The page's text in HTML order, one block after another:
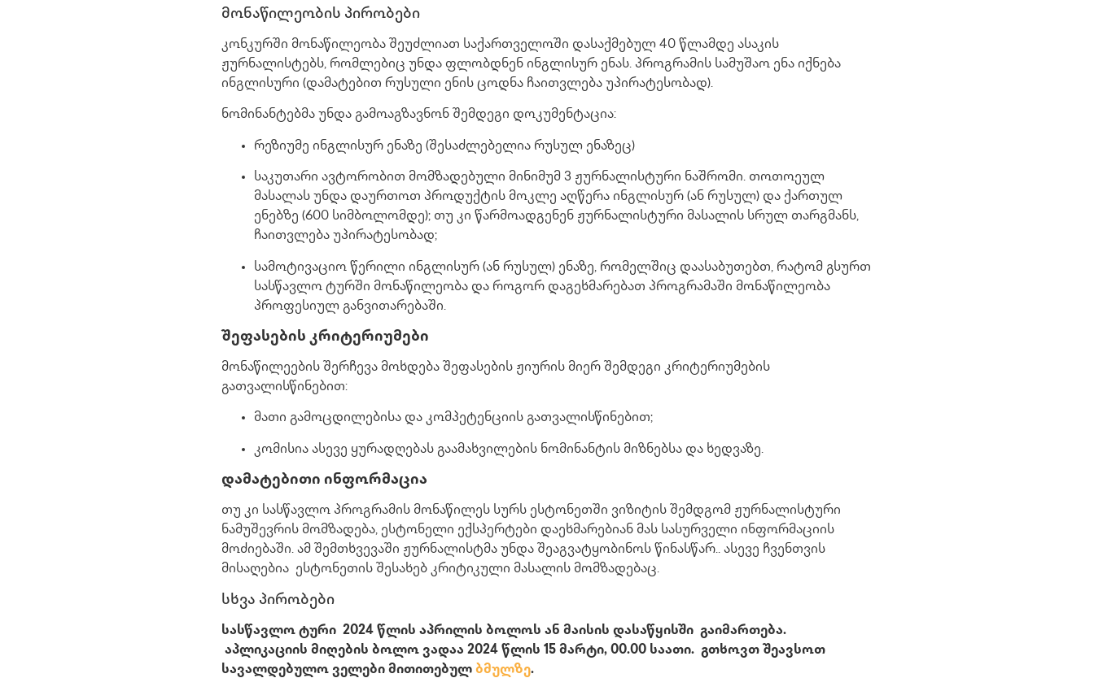
მონაწილეობის პირობები
კონკურში მონაწილეობა შეუძლიათ საქართველოში დასაქმებულ 40 წლამდე ასაკის
ჟურნალისტებს, რომლებიც უნდა ფლობდნენ ინგლისურ ენას. პროგრამის სამუშაო ენა იქნება
ინგლისური (დამატებით რუსული ენის ცოდნა ჩაითვლება უპირატესობად).
ნომინანტებმა უნდა გამოაგზავნონ შემდეგი დოკუმენტაცია:
რეზიუმე ინგლისურ ენაზე (შესაძლებელია რუსულ ენაზეც)
საკუთარი ავტორობით მომზადებული მინიმუმ 3 ჟურნალისტური ნაშრომი. თოთოეულ
მასალას უნდა დაურთოთ პროდუქტის მოკლე აღწერა ინგლისურ (ან რუსულ) და ქართულ
ენებზე (600 სიმბოლომდე); თუ კი წარმოადგენენ ჟურნალისტური მასალის სრულ თარგმანს,
ჩაითვლება უპირატესობად;
სამოტივაციო წერილი ინგლისურ (ან რუსულ) ენაზე, რომელშიც დაასაბუთებთ, რატომ გსურთ
სასწავლო ტურში მონაწილეობა და როგორ დაგეხმარებათ პროგრამაში მონაწილეობა
პროფესიულ განვითარებაში.
შეფასების კრიტერიუმები
მონაწილეების შერჩევა მოხდება შეფასების ჟიურის მიერ შემდეგი კრიტერიუმების
გათვალისწინებით:
მათი გამოცდილებისა და კომპეტენციის გათვალისწინებით;
კომისია ასევე ყურადღებას გაამახვილების ნომინანტის მიზნებსა და ხედვაზე.
დამატებითი ინფორმაცია
თუ კი სასწავლო პროგრამის მონაწილეს სურს ესტონეთში ვიზიტის შემდგომ ჟურნალისტური
ნამუშევრის მომზადება, ესტონელი ექსპერტები დაეხმარებიან მას სასურველი ინფორმაციის
მოძიებაში. ამ შემთხვევაში ჟურნალისტმა უნდა შეაგვატყობინოს წინასწარ.. ასევე ჩვენთვის
მისაღებია ესტონეთის შესახებ კრიტიკული მასალის მომზადებაც.
სხვა პირობები
სასწავლო ტური 2024 წლის აპრილის ბოლოს ან მაისის დასაწყისში გაიმართება.
აპლიკაციის მიღების ბოლო ვადაა 2024 წლის 15 მარტი, 00.00 საათი. გთხოვთ შეავსოთ
სავალდებულო ველები მითითებულ ბმულზე.